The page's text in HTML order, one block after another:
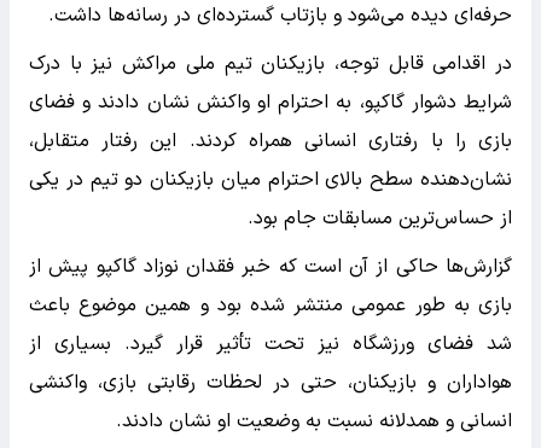
حرفه‌ای دیده می‌شود و بازتاب گسترده‌ای در رسانه‌ها داشت.
در اقدامی قابل توجه، بازیکنان تیم ملی مراکش نیز با درک
شرایط دشوار گاکپو، به احترام او واکنش نشان دادند و فضای
بازی را با رفتاری انسانی همراه کردند. این رفتار متقابل،
نشان‌دهنده سطح بالای احترام میان بازیکنان دو تیم در یکی
از حساس‌ترین مسابقات جام بود.
گزارش‌ها حاکی از آن است که خبر فقدان نوزاد گاکپو پیش از
بازی به طور عمومی منتشر شده بود و همین موضوع باعث
شد فضای ورزشگاه نیز تحت تأثیر قرار گیرد. بسیاری از
هواداران و بازیکنان، حتی در لحظات رقابتی بازی، واکنشی
انسانی و همدلانه نسبت به وضعیت او نشان دادند.